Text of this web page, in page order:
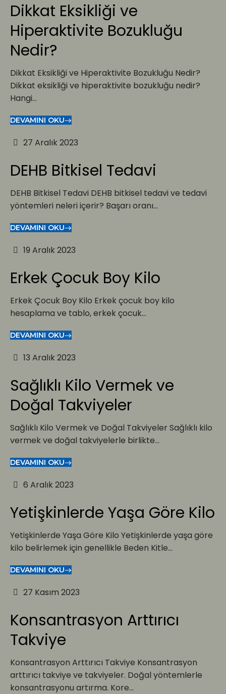
Dikkat Eksikliği ve
Hiperaktivite Bozukluğu
Nedir?
Dikkat Eksikliği ve Hiperaktivite Bozukluğu Nedir?
Dikkat eksikliği ve hiperaktivite bozukluğu nedir?
Hangi...
DEVAMINI OKU
27 Aralık 2023
DEHB Bitkisel Tedavi
DEHB Bitkisel Tedavi DEHB bitkisel tedavi ve tedavi
yöntemleri neleri içerir? Başarı oranı...
DEVAMINI OKU
19 Aralık 2023
Erkek Çocuk Boy Kilo
Erkek Çocuk Boy Kilo Erkek çocuk boy kilo
hesaplama ve tablo, erkek çocuk...
DEVAMINI OKU
13 Aralık 2023
Sağlıklı Kilo Vermek ve
Doğal Takviyeler
Sağlıklı Kilo Vermek ve Doğal Takviyeler Sağlıklı kilo
vermek ve doğal takviyelerle birlikte...
DEVAMINI OKU
6 Aralık 2023
Yetişkinlerde Yaşa Göre Kilo
Yetişkinlerde Yaşa Göre Kilo Yetişkinlerde yaşa göre
kilo belirlemek için genellikle Beden Kitle...
DEVAMINI OKU
27 Kasım 2023
Konsantrasyon Arttırıcı
Takviye
Konsantrasyon Arttırıcı Takviye Konsantrasyon
arttırıcı takviye ve takviyeler. Doğal yöntemlerle
konsantrasyonu artırma. Kore...